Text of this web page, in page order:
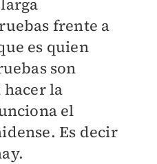
frente a
es quien
son
la
el
Es decir